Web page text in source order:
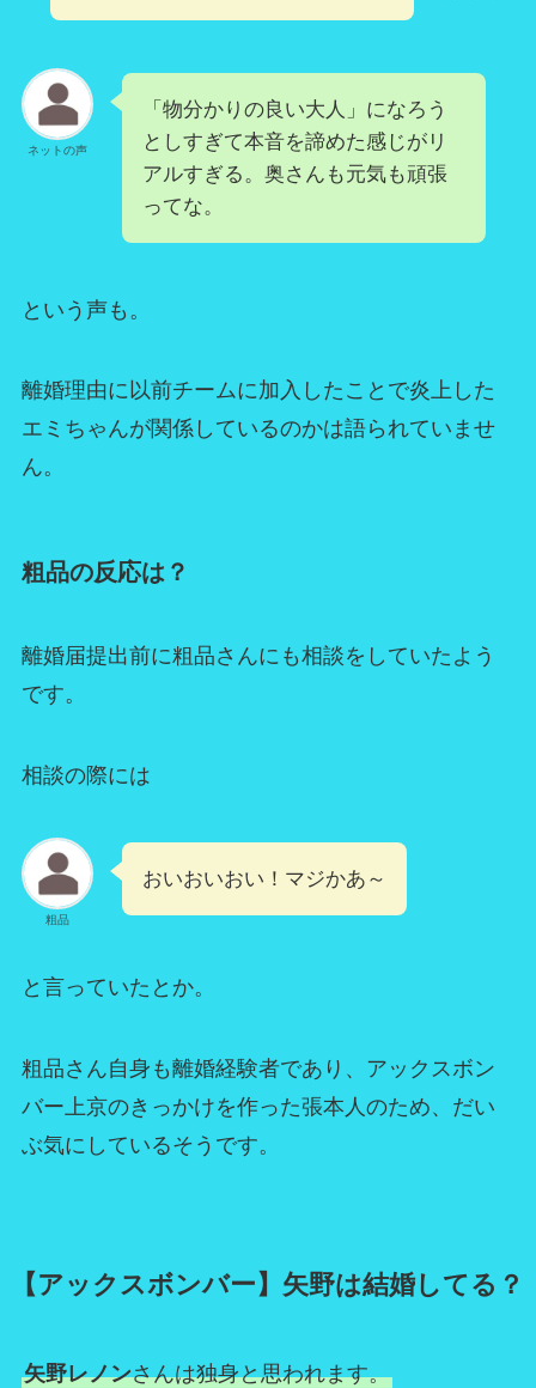
ネットの声
「物分かりの良い大人」になろう
としすぎて本音を諦めた感じがリ
アルすぎる。奥さんも元気も頑張
ってな。
という声も。
離婚理由に以前チームに加入したことで炎上した
エミちゃんが関係しているのかは語られていませ
ん。
粗品の反応は？
離婚届提出前に粗品さんにも相談をしていたよう
です。
相談の際には
粗品
おいおいおい！マジかあ～
と言っていたとか。
粗品さん自身も離婚経験者であり、アックスボン
バー上京のきっかけを作った張本人のため、だい
ぶ気にしているそうです。
【アックスボンバー】矢野は結婚してる？
矢野レノンさんは独身と思われます。